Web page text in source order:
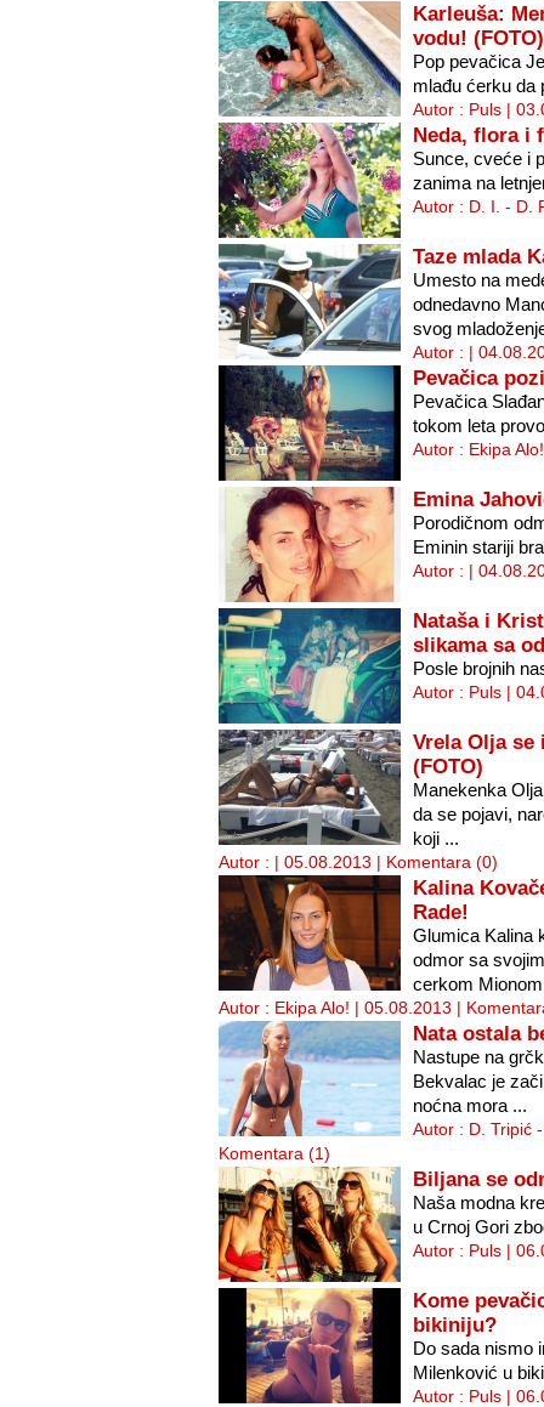
Karleuša:
vodu! (FOTO)
Pop pevačica
mlađu ćerku da
Autor : Puls |
Neda, flora i
Sunce, cveće i
zanima na
Autor : D. I. - D.
Taze mlada
Umesto na
odnedavno
svog
Autor : |
Pevačica
Pevačica
tokom leta
Autor : Ekipa
Emina
Porodičnom
Eminin stariji
Autor : |
Nataša i
slikama sa
Posle brojnih
Autor : Puls |
Vrela Olja se
(FOTO)
Manekenka
da se pojavi,
koji ...
Autor : | 05.08.2013 | Komentara (0)
Kalina
Rade!
Glumica Kalina
odmor sa
cerkom
Autor : Ekipa Alo! | 05.08.2013 |
Nata ostala
Nastupe na
Bekvalac je
noćna mora ...
Autor : D. Tripić
Komentara (1)
Biljana se
Naša modna
u Crnoj Gori
Autor : Puls |
Kome
bikiniju?
Do sada nismo
Milenković u
Autor : Puls |